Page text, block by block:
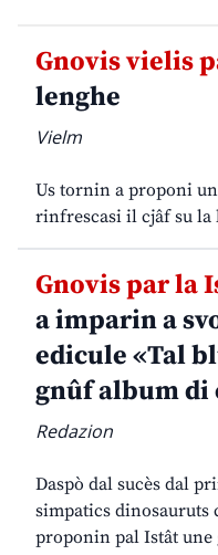
Gnovis vielis
lenghe
Vielm
Us tornin a proponi
rinfrescasi il cjâf su la
Gnovis par la
a imparin a
edicule «Tal
gnûf album di
Redazion
Daspò dal sucès dal
simpatics dinosauruts
proponin pal Istât